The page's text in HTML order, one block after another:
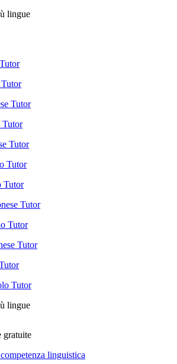
lingue
Tutor
Tutor
Tutor
Tutor
Tutor
Tutor
Tutor
Tutor
Tutor
lingue
gratuite
linguistica